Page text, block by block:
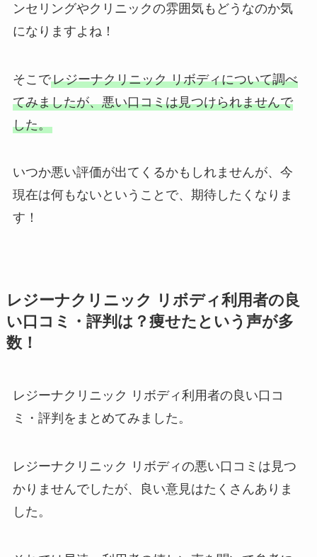
ンセリングやクリニックの雰囲気もどうなのか気
になりますよね！
そこでレジーナクリニック リボディについて調べ
てみましたが、悪い口コミは見つけられませんで
した。
いつか悪い評価が出てくるかもしれませんが、今
現在は何もないということで、期待したくなりま
す！
レジーナクリニック リボディ利用者の良
い口コミ・評判は？痩せたという声が多
数！
レジーナクリニック リボディ利用者の良い口コ
ミ・評判をまとめてみました。
レジーナクリニック リボディの悪い口コミは見つ
かりませんでしたが、良い意見はたくさんありま
した。